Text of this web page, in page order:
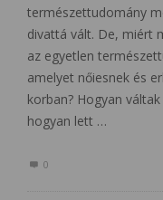
természettudomány
divattá vált. De, miért
az egyetlen
amelyet nőiesnek és
korban? Hogyan
hogyan lett …
0